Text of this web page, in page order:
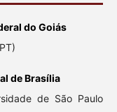
do Goiás
de Brasília
de São Paulo